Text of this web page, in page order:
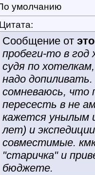
Цитата:
Сообщение от
пробеги-то в год
судя по
надо
сомневаюсь, что
пересесть в не
кажется унылым
лет) и
совместимые.
"старичка" и
бюджете.